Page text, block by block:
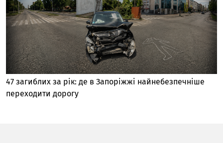
47 загиблих за рік: де в Запоріжжі найнебезпечніше
переходити дорогу